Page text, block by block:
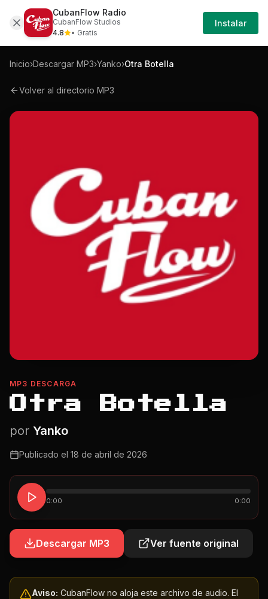
Mp3 Yanko-otra-botella-mp3
Iniciar
Sesión
Inicio›Descargar MP3›Yanko›Otra Botella
Volver al directorio MP3
MP3 DESCARGA
Otra Botella
por Yanko
Publicado el 18 de abril de 2026
0:00 0:00
Descargar MP3 Ver fuente original
Aviso: CubanFlow no aloja este archivo de audio. El
CubanFlow Radio
CubanFlow Studios
4.8
• Gratis
Instalar